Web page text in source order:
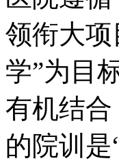
领衔大
学”为目
有机结
的院训